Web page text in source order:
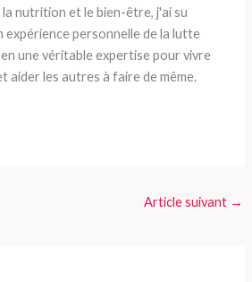
nutrition et le bien-être, j'ai su
personnelle de la lutte
une véritable expertise pour vivre
aider les autres à faire de même.
Article suivant →